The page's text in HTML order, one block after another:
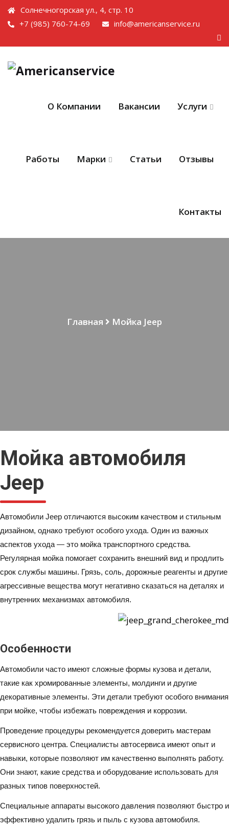
Солнечногорская ул., 4, стр. 10
+7 (985) 760-74-69
info@americanservice.ru
О Компании Вакансии Услуги
Работы Марки Статьи Отзывы
Контакты
Главная Мойка Jeep
Мойка автомобиля
Jeep
Автомобили Jeep отличаются высоким качеством и стильным
дизайном, однако требуют особого ухода. Один из важных
аспектов ухода — это мойка транспортного средства.
Регулярная мойка помогает сохранить внешний вид и продлить
срок службы машины. Грязь, соль, дорожные реагенты и другие
агрессивные вещества могут негативно сказаться на деталях и
внутренних механизмах автомобиля.
Особенности
Автомобили часто имеют сложные формы кузова и детали,
такие как хромированные элементы, молдинги и другие
декоративные элементы. Эти детали требуют особого внимания
при мойке, чтобы избежать повреждения и коррозии.
Проведение процедуры рекомендуется доверить мастерам
сервисного центра. Специалисты автосервиса имеют опыт и
навыки, которые позволяют им качественно выполнять работу.
Они знают, какие средства и оборудование использовать для
разных типов поверхностей.
Специальные аппараты высокого давления позволяют быстро и
эффективно удалить грязь и пыль с кузова автомобиля.